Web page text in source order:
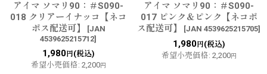
アイマ ソマリ90：＃S090-
018 クリアーイナッコ【ネコ
ポス配送可】
[JAN
4539625215712]
1,980円(税込)
希望小売価格: 2,200円
アイマ ソマリ90：＃S090-
017 ピンク＆ピンク【ネコポ
ス配送可】
[JAN 4539625215705]
1,980円(税込)
希望小売価格: 2,200円